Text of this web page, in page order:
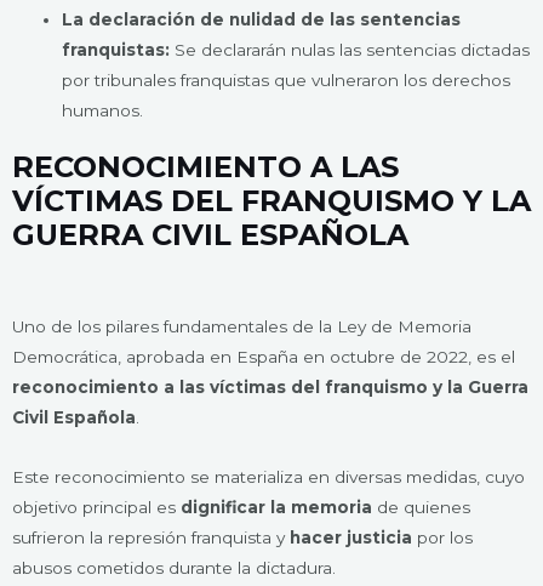
La declaración de nulidad de las sentencias
franquistas: Se declararán nulas las sentencias dictadas
por tribunales franquistas que vulneraron los derechos
humanos.
RECONOCIMIENTO A LAS
VÍCTIMAS DEL FRANQUISMO Y LA
GUERRA CIVIL ESPAÑOLA
Uno de los pilares fundamentales de la Ley de Memoria
Democrática, aprobada en España en octubre de 2022, es el
reconocimiento a las víctimas del franquismo y la Guerra
Civil Española
Este reconocimiento se materializa en diversas medidas, cuyo
objetivo principal es dignificar la memoria de quienes
sufrieron la represión franquista y hacer justicia por los
abusos cometidos durante la dictadura.